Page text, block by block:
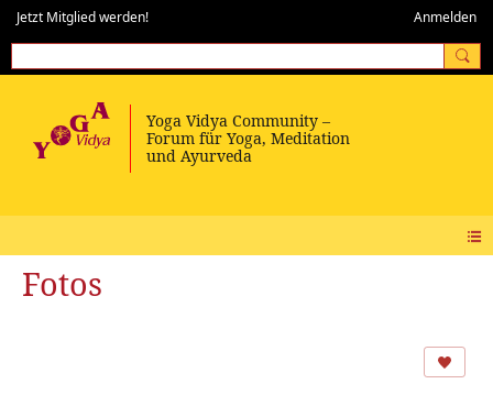
Jetzt Mitglied werden! Anmelden
Fotos